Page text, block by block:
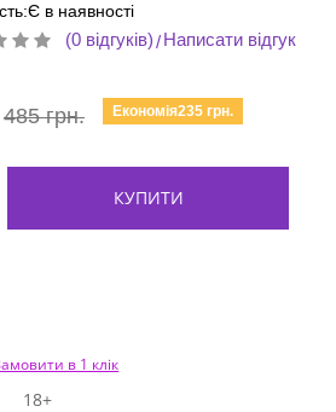
в наявності
(0 відгуків)/Написати відгук
485 грн. Економія235 грн.
КУПИТИ
в 1 клік
18+